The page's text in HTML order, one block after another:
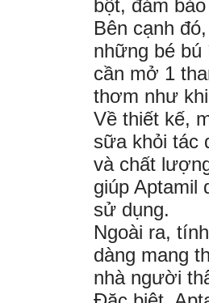
bột, đảm
Bên cạnh
những bé
cần mở 1
thơm như
Về thiết kế,
sữa khỏi tác
và chất
giúp Aptamil
sử dụng.
Ngoài ra,
dàng mang
nhà người